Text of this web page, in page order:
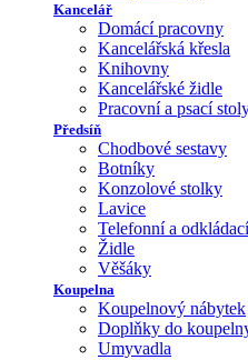
Kancelář
Domácí pracovny
Kancelářská křesla
Knihovny
Kancelářské židle
Pracovní a psací
Předsíň
Chodbové sestavy
Botníky
Konzolové stolky
Lavice
Telefonní a
Židle
Věšáky
Koupelna
Koupelnový nábytek
Doplňky do
Umyvadla